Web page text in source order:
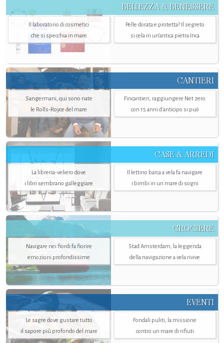
BELLEZZA & BENESSERE
Il laboratorio di cosmetici
che si specchia in mare
Pelle dorata e protetta? Il segreto
si cela in un’antica pietra Inca
CANTIERI
Sangermani, qui sono nate
le Rolls-Royce del mare
Fincantieri, raggiungere Net zero
con 15 anni d'anticipo si può
CASE & ARREDI
La libreria-veliero dove
i libri sembrano galleggiare
Il lettino barca a vela fa navigare
i bimbi in un mare di sogni
CROCIERE
Navigare nei fiordi fa fiorire
emozioni profondissime
Stad Amsterdam, la leggenda
della navigazione a vela rivive
EVENTI
Le sagre dove gustare tutto
il sapore più profondo del mare
Fondali puliti, la missione
contro un mare di rifiuti